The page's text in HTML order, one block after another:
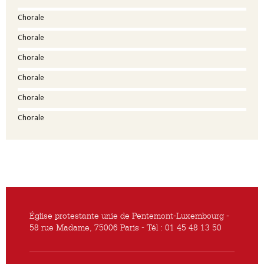
Chorale
Chorale
Chorale
Chorale
Chorale
Chorale
Église protestante unie de Pentemont-Luxembourg -
58 rue Madame, 75006 Paris - Tél : 01 45 48 13 50